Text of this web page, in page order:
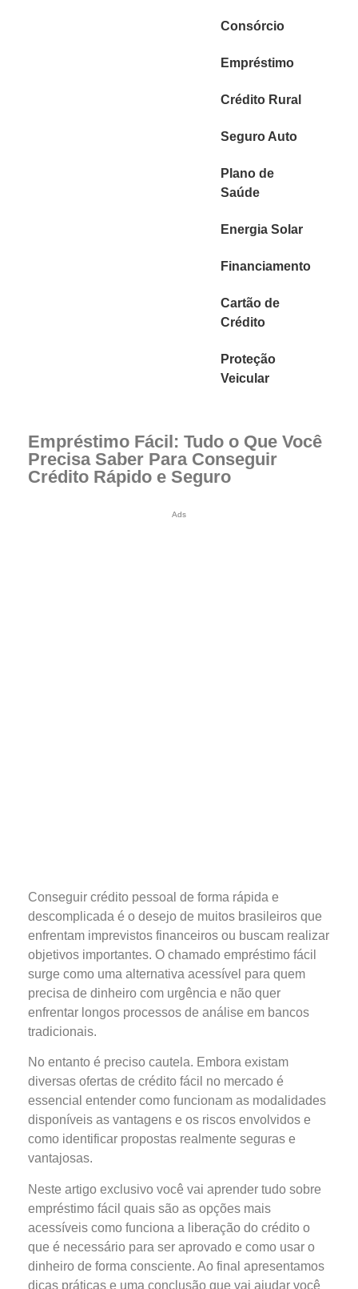
Consórcio
Empréstimo
Crédito Rural
Seguro Auto
Plano de
Saúde
Energia Solar
Financiamento
Cartão de
Crédito
Proteção
Veicular
Empréstimo Fácil: Tudo o Que Você
Precisa Saber Para Conseguir
Crédito Rápido e Seguro
Ads
Conseguir crédito pessoal de forma rápida e
descomplicada é o desejo de muitos brasileiros que
enfrentam imprevistos financeiros ou buscam realizar
objetivos importantes. O chamado empréstimo fácil
surge como uma alternativa acessível para quem
precisa de dinheiro com urgência e não quer
enfrentar longos processos de análise em bancos
tradicionais.
No entanto é preciso cautela. Embora existam
diversas ofertas de crédito fácil no mercado é
essencial entender como funcionam as modalidades
disponíveis as vantagens e os riscos envolvidos e
como identificar propostas realmente seguras e
vantajosas.
Neste artigo exclusivo você vai aprender tudo sobre
empréstimo fácil quais são as opções mais
acessíveis como funciona a liberação do crédito o
que é necessário para ser aprovado e como usar o
dinheiro de forma consciente. Ao final apresentamos
dicas práticas e uma conclusão que vai ajudar você